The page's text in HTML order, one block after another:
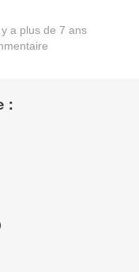
y a plus de 7 ans